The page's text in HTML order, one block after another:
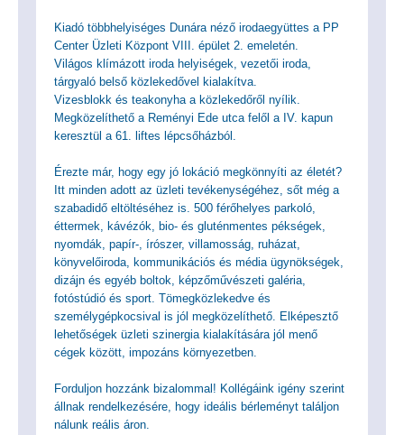
Kiadó többhelyiséges Dunára néző irodaegyüttes a PP
Center Üzleti Központ VIII. épület 2. emeletén.
Világos klímázott iroda helyiségek, vezetői iroda,
tárgyaló belső közlekedővel kialakítva.
Vizesblokk és teakonyha a közlekedőről nyílik.
Megközelíthető a Reményi Ede utca felől a IV. kapun
keresztül a 61. liftes lépcsőházból.
Érezte már, hogy egy jó lokáció megkönnyíti az életét?
Itt minden adott az üzleti tevékenységéhez, sőt még a
szabadidő eltöltéséhez is. 500 férőhelyes parkoló,
éttermek, kávézók, bio- és gluténmentes pékségek,
nyomdák, papír-, írószer, villamosság, ruházat,
könyvelőiroda, kommunikációs és média ügynökségek,
dizájn és egyéb boltok, képzőművészeti galéria,
fotóstúdió és sport. Tömegközlekedve és
személygépkocsival is jól megközelíthető. Elképesztő
lehetőségek üzleti szinergia kialakítására jól menő
cégek között, impozáns környezetben.
Forduljon hozzánk bizalommal! Kollégáink igény szerint
állnak rendelkezésére, hogy ideális bérleményt találjon
nálunk reális áron.